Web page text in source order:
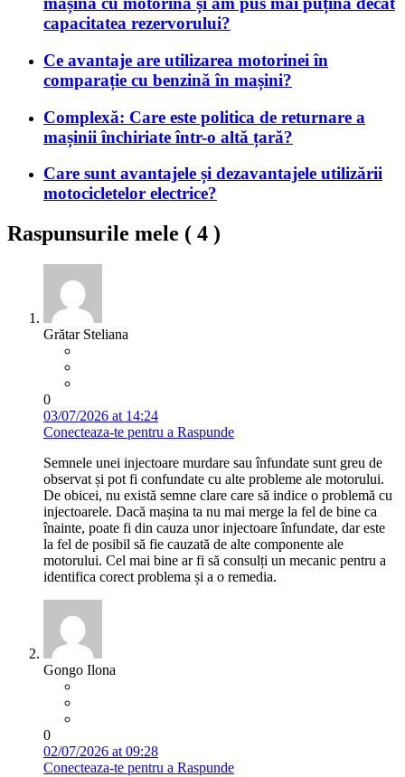
capacitatea rezervorului?
Ce avantaje are utilizarea motorinei în
comparație cu benzină în mașini?
Complexă: Care este politica de returnare a
mașinii închiriate într-o altă țară?
Care sunt avantajele și dezavantajele utilizării
motocicletelor electrice?
Raspunsurile mele ( 4 )
Grătar Steliana
0
03/07/2026 at 14:24
Conecteaza-te pentru a Raspunde
Semnele unei injectoare murdare sau înfundate sunt greu de
observat și pot fi confundate cu alte probleme ale motorului.
De obicei, nu există semne clare care să indice o problemă cu
injectoarele. Dacă mașina ta nu mai merge la fel de bine ca
înainte, poate fi din cauza unor injectoare înfundate, dar este
la fel de posibil să fie cauzată de alte componente ale
motorului. Cel mai bine ar fi să consulți un mecanic pentru a
identifica corect problema și a o remedia.
Gongo Ilona
0
02/07/2026 at 09:28
Conecteaza-te pentru a Raspunde